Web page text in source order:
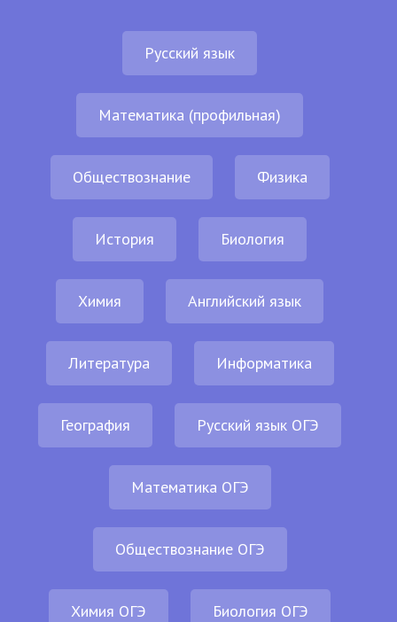
Русский язык
Математика (профильная)
Обществознание Физика
История Биология
Химия Английский язык
Литература Информатика
География Русский язык ОГЭ
Математика ОГЭ
Обществознание ОГЭ
Химия ОГЭ Биология ОГЭ